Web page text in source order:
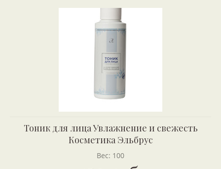
Тоник для лица Увлажнение и свежесть
Косметика Эльбрус
Вес: 100